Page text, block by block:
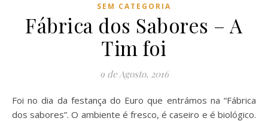
SEM CATEGORIA
Fábrica dos Sabores – A
Tim foi
9 de Agosto, 2016
Foi no dia da festança do Euro que entrámos na “Fábrica
dos sabores”. O ambiente é fresco, é caseiro e é biológico.